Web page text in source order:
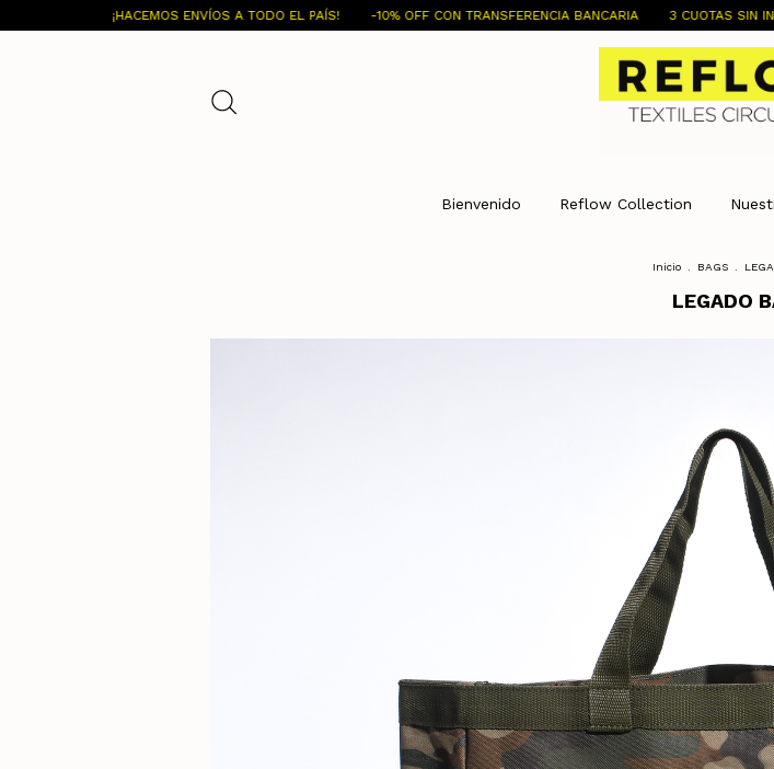
¡HACEMOS ENVÍOS A TODO EL PAÍS! -10% OFF CON TRANSFERENCIA BANCARIA 3 CUOTAS SIN INTERÉS
Bienvenido Reflow Collection
Inicio BAGS
LEGADO